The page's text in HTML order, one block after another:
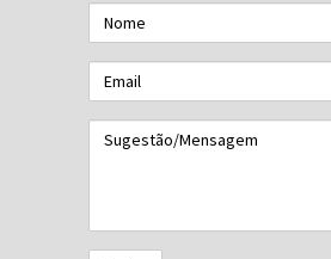
Nome
Email
Sugestão/Mensagem